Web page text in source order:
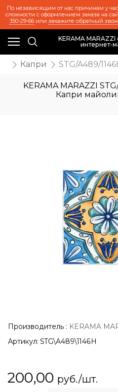
По независящим от нас причинам у
сложности с оформлением заказа на
350-29-66или закажите обратный
KERAMA
интернет-
Капри STG/A489/
KERAMA MARAZZI
Капри
Производитель : KERAMA
Артикул: STG\A489\1146H
200,00 руб./шт.